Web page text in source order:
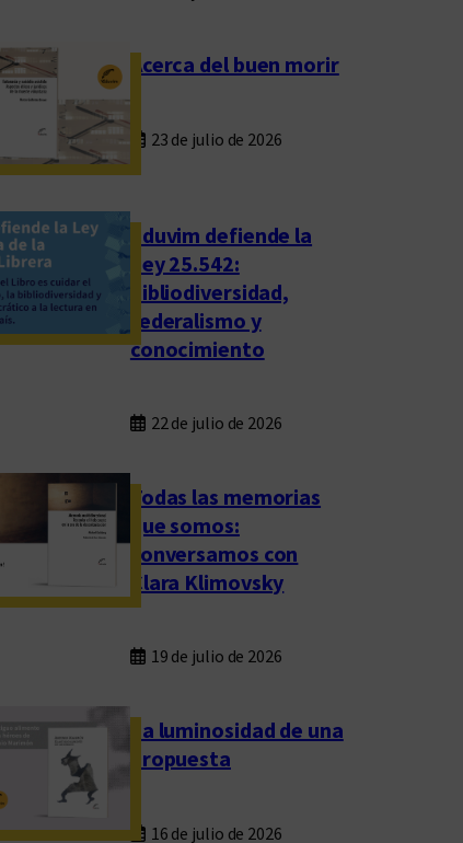
Acerca del buen morir
23 de julio de 2026
Eduvim defiende la
Ley 25.542:
bibliodiversidad,
federalismo y
conocimiento
22 de julio de 2026
Todas las memorias
que somos:
conversamos con
Clara Klimovsky
19 de julio de 2026
La luminosidad de una
propuesta
16 de julio de 2026